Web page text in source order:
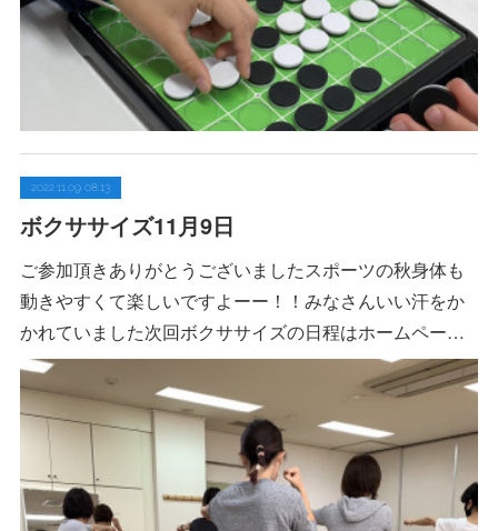
2022.11.09 08:13
ボクササイズ11月9日
ご参加頂きありがとうございましたスポーツの秋身体も
動きやすくて楽しいですよーー！！みなさんいい汗をか
かれていました次回ボクササイズの日程はホームペー…